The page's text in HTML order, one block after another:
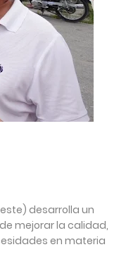
desarrolla un
mejorar la calidad,
en materia